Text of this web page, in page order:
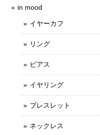
in mood
イヤーカフ
リング
ピアス
イヤリング
ブレスレット
ネックレス